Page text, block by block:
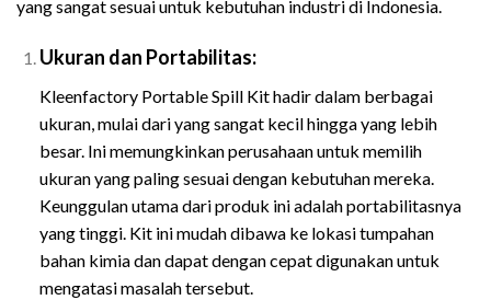
yang sangat sesuai untuk kebutuhan industri di Indonesia.
Ukuran dan Portabilitas:
Kleenfactory Portable Spill Kit hadir dalam berbagai
ukuran, mulai dari yang sangat kecil hingga yang lebih
besar. Ini memungkinkan perusahaan untuk memilih
ukuran yang paling sesuai dengan kebutuhan mereka.
Keunggulan utama dari produk ini adalah portabilitasnya
yang tinggi. Kit ini mudah dibawa ke lokasi tumpahan
bahan kimia dan dapat dengan cepat digunakan untuk
mengatasi masalah tersebut.